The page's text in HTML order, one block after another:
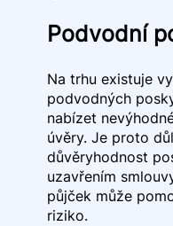
Podvodní
Na trhu existuje
podvodných
nabízet
úvěry. Je proto
důvěryhodnost
uzavřením
půjček může
riziko.